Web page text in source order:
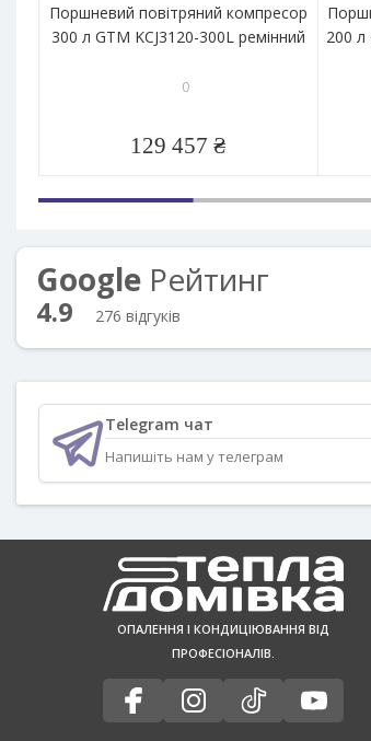
Поршневий повітряний компресор
300 л GTM KCJ3120-300L ремінний
0
129 457 ₴
200 л
Google Рейтинг
4.9 276 відгуків
Telegram чат
Напишіть нам у телеграм
ОПАЛЕННЯ І КОНДИЦІЮВАННЯ ВІД
ПРОФЕСІОНАЛІВ.